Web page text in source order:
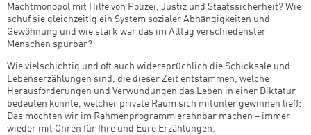
Machtmonopol mit Hilfe von Polizei, Justiz und Staatssicherheit? Wie
schuf sie gleichzeitig ein System sozialer Abhängigkeiten und
Gewöhnung und wie stark war das im Alltag verschiedenster
Menschen spürbar?
Wie vielschichtig und oft auch widersprüchlich die Schicksale und
Lebenserzählungen sind, die dieser Zeit entstammen, welche
Herausforderungen und Verwundungen das Leben in einer Diktatur
bedeuten konnte, welcher private Raum sich mitunter gewinnen ließ:
Das möchten wir im Rahmenprogramm erahnbar machen – immer
wieder mit Ohren für Ihre und Eure Erzählungen.